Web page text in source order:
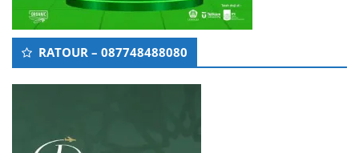
RATOUR – 087748488080